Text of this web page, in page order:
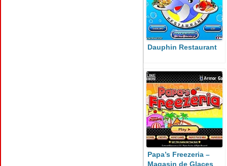
Dauphin Restaurant
Papa’s Freezeria –
Magasin de Glaces